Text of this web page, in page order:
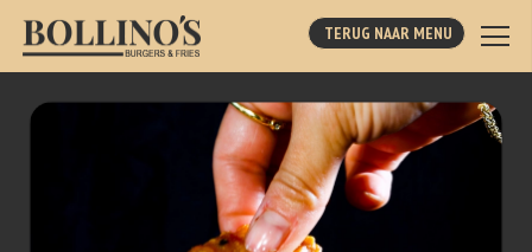
TERUG NAAR MENU